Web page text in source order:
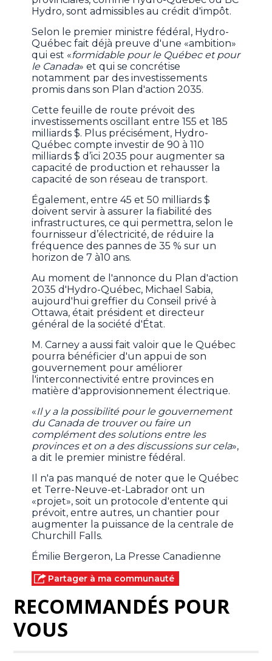
Hydro, sont admissibles au crédit d'impôt.
Selon le premier ministre fédéral, Hydro-
Québec fait déjà preuve d'une «ambition»
qui est «formidable pour le Québec et pour
le Canada» et qui se concrétise
notamment par des investissements
promis dans son Plan d'action 2035.
Cette feuille de route prévoit des
investissements oscillant entre 155 et 185
milliards $. Plus précisément, Hydro-
Québec compte investir de 90 à 110
milliards $ d’ici 2035 pour augmenter sa
capacité de production et rehausser la
capacité de son réseau de transport.
Également, entre 45 et 50 milliards $
doivent servir à assurer la fiabilité des
infrastructures, ce qui permettra, selon le
fournisseur d’électricité, de réduire la
fréquence des pannes de 35 % sur un
horizon de 7 à10 ans.
Au moment de l'annonce du Plan d'action
2035 d'Hydro-Québec, Michael Sabia,
aujourd'hui greffier du Conseil privé à
Ottawa, était président et directeur
général de la société d'État.
M. Carney a aussi fait valoir que le Québec
pourra bénéficier d'un appui de son
gouvernement pour améliorer
l'interconnectivité entre provinces en
matière d'approvisionnement électrique.
«Il y a la possibilité pour le gouvernement
du Canada de trouver ou faire un
complément des solutions entre les
provinces et on a des discussions sur cela»,
a dit le premier ministre fédéral.
Il n'a pas manqué de noter que le Québec
et Terre-Neuve-et-Labrador ont un
«projet», soit un protocole d'entente qui
prévoit, entre autres, un chantier pour
augmenter la puissance de la centrale de
Churchill Falls.
Émilie Bergeron, La Presse Canadienne
Partager à ma communauté
RECOMMANDÉS POUR
VOUS